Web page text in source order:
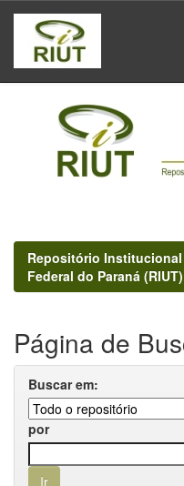
Skip
navigation
Repositório
Federal do Paraná (RIUT)
Página de
Buscar em:
por